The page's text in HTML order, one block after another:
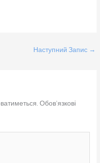
Наступний Запис →
Обов’язкові